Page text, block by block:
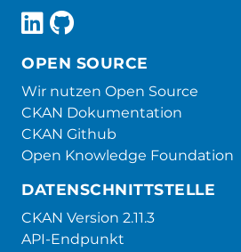
OPEN SOURCE
Wir nutzen Open Source
CKAN Dokumentation
CKAN Github
Open Knowledge Foundation
DATENSCHNITTSTELLE
CKAN Version 2.11.3
API-Endpunkt